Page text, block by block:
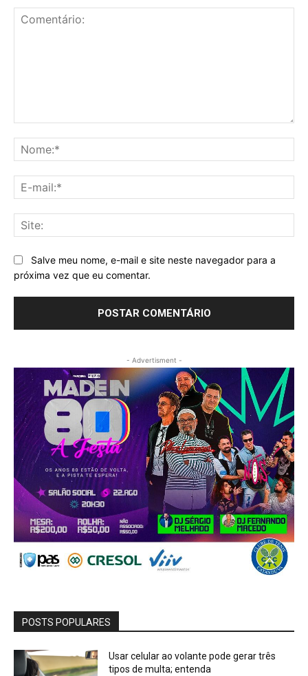
Salve meu nome, e-mail e site neste navegador para a
próxima vez que eu comentar.
- Advertisment -
POSTS POPULARES
Usar celular ao volante pode gerar três
tipos de multa; entenda